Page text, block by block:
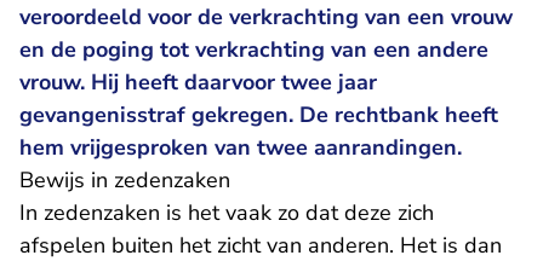
veroordeeld voor de verkrachting van een vrouw
en de poging tot verkrachting van een andere
vrouw. Hij heeft daarvoor twee jaar
gevangenisstraf gekregen. De rechtbank heeft
hem vrijgesproken van twee aanrandingen.
Bewijs in zedenzaken
In zedenzaken is het vaak zo dat deze zich
afspelen buiten het zicht van anderen. Het is dan